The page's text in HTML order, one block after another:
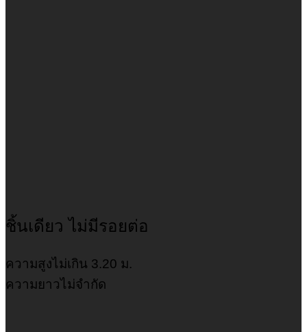
ชิ้นเดียว ไม่มีรอยต่อ
ความสูงไม่เกิน 3.20 ม.
ความยาวไม่จำกัด